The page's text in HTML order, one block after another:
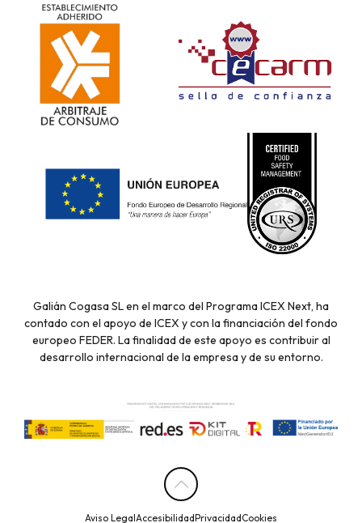
Galián Cogasa SL en el marco del Programa ICEX Next, ha
contado con el apoyo de ICEX y con la financiación del fondo
europeo FEDER. La finalidad de este apoyo es contribuir al
desarrollo internacional de la empresa y de su entorno.
Aviso LegalAccesibilidadPrivacidadCookies